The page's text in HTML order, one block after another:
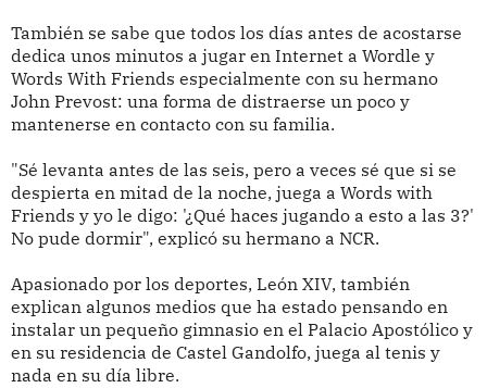
También se sabe que todos los días antes de acostarse
dedica unos minutos a jugar en Internet a Wordle y
Words With Friends especialmente con su hermano
John Prevost: una forma de distraerse un poco y
mantenerse en contacto con su familia.
"Sé levanta antes de las seis, pero a veces sé que si se
despierta en mitad de la noche, juega a Words with
Friends y yo le digo: '¿Qué haces jugando a esto a las 3?'
No pude dormir", explicó su hermano a NCR.
Apasionado por los deportes, León XIV, también
explican algunos medios que ha estado pensando en
instalar un pequeño gimnasio en el Palacio Apostólico y
en su residencia de Castel Gandolfo, juega al tenis y
nada en su día libre.